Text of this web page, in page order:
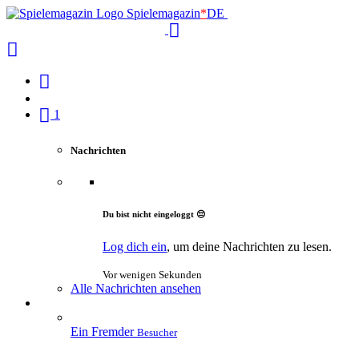
Spielemagazin*DE
1
Nachrichten
Du bist nicht eingeloggt 😔
Log dich ein, um deine Nachrichten zu lesen.
Vor wenigen Sekunden
Alle Nachrichten ansehen
Ein Fremder Besucher